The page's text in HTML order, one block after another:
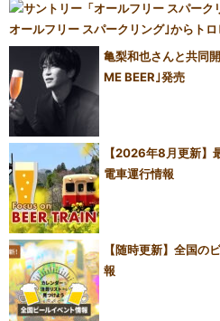
オールフリー スパークリング｣からト
亀梨和也さんと共同
ME BEER｣発売
【2026年8月更新】
電車運行情報
【随時更新】全国の
報